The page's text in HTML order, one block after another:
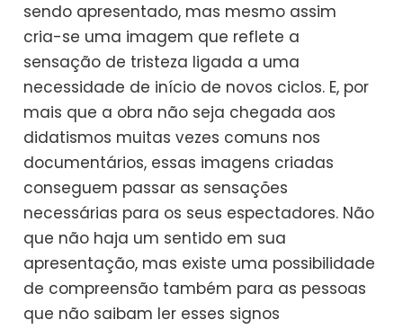
sendo apresentado, mas mesmo assim
cria-se uma imagem que reflete a
sensação de tristeza ligada a uma
necessidade de início de novos ciclos. E, por
mais que a obra não seja chegada aos
didatismos muitas vezes comuns nos
documentários, essas imagens criadas
conseguem passar as sensações
necessárias para os seus espectadores. Não
que não haja um sentido em sua
apresentação, mas existe uma possibilidade
de compreensão também para as pessoas
que não saibam ler esses signos